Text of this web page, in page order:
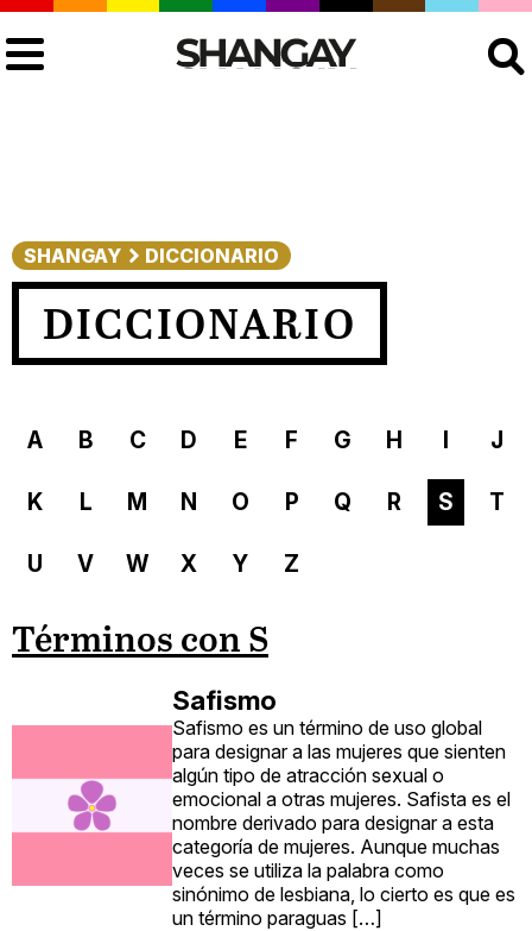
SHANGAY DICCIONARIO
DICCIONARIO
A B C D E F G H J
K L M N O P Q R S T
U V W X Y Z
Términos con S
Safismo
Safismo es un término de uso global
para designar a las mujeres que sienten
algún tipo de atracción sexual o
emocional a otras mujeres. Safista es el
nombre derivado para designar a esta
categoría de mujeres. Aunque muchas
veces se utiliza la palabra como
sinónimo de lesbiana, lo cierto es que es
un término paraguas […]